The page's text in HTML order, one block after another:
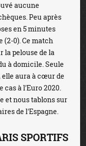
aucune
Peu après
en 5 minutes
0). Ce match
la pelouse de la
à domicile. Seule
elle aura à cœur de
cas à l'Euro 2020.
et nous tablons sur
de l'Espagne.
SPORTIFS